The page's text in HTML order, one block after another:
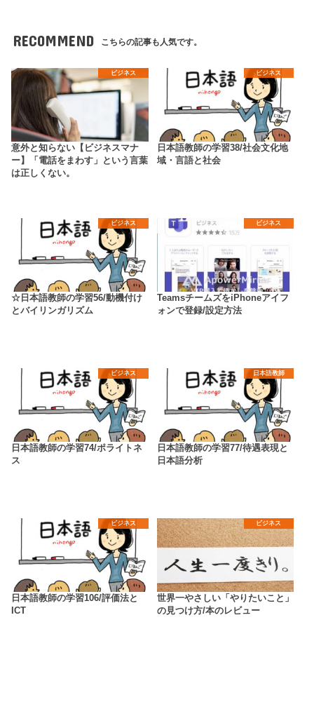
RECOMMEND こちらの記事も人気です。
ビジネス
意外と知らない【ビジネスマナ
ー】「電話をまわす」という言葉
は正しくない。
ビジネス
日本語教師の学習38/社会文化地
域・言語と社会
ビジネス
☆日本語教師の学習56/動機付け
とバイリンガリズム
ビジネス
TeamsチームズをiPhoneアイフ
ォンで登録/設定方法
ビジネス
日本語教師の学習74/ポライトネ
ス
日本語教師
日本語教師の学習77/待遇表現と
日本語分析
ビジネス
日本語教師の学習106/評価法と
ICT
ビジネス
世界一やさしい「やりたいこと」
の見つけ方/本のレビュー